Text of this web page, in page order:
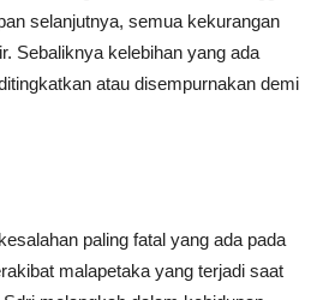
selanjutnya, semua kekurangan
Sebaliknya kelebihan yang ada
atau disempurnakan demi
paling fatal yang ada pada
malapetaka yang terjadi saat